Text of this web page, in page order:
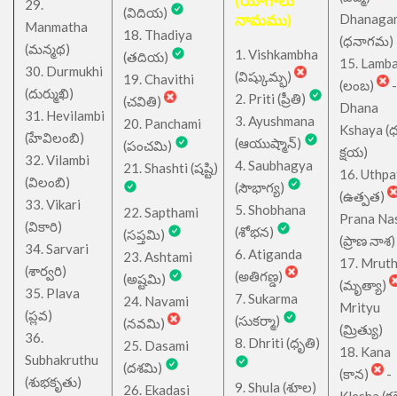
29.
Manmatha
(మన్మథ)
30. Durmukhi
(దుర్ముఖి)
31. Hevilambi
(హేవిలంబి)
32. Vilambi
(విలంబి)
33. Vikari
(వికారి)
34. Sarvari
(శార్వరి)
35. Plava
(ప్లవ)
36.
Subhakruthu
(శుభకృతు)
(విదియ)
18. Thadiya
(తదియ)
19. Chavithi
(చవితి)
20. Panchami
(పంచమి)
21. Shashti (షష్టి)
22. Sapthami
(సప్తమి)
23. Ashtami
(అష్టమి)
24. Navami
(నవమి)
25. Dasami
(దశమి)
26. Ekadasi
నామము)
1. Vishkambha
(విష్కుమ్భ)
2. Priti (ప్రీతి)
3. Ayushmana
(ఆయుష్మాన్)
4. Saubhagya
(సౌభాగ్య)
5. Shobhana
(శోభన)
6. Atiganda
(అతిగణ్డ)
7. Sukarma
(సుకర్మా)
8. Dhriti (ధృతి)
9. Shula (శూల)
(ధనాగమ)
15.
(లంబ)
-
Dhana
Kshaya
క్షయ)
16.
(ఉత్పత)
Prana
(ప్రాణ నాశ)
17.
(మృత్యా)
Mrityu
(మ్రిత్యు)
18. Kana
(కాన)
-